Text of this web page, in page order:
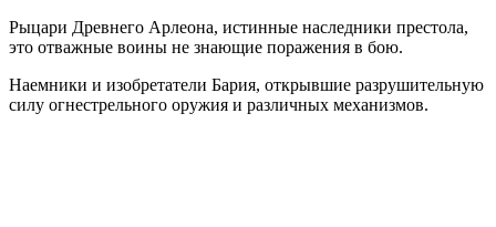
Рыцари Древнего Арлеона, истинные наследники престола,
это отважные воины не знающие поражения в бою.
Наемники и изобретатели Бария, открывшие разрушительную
силу огнестрельного оружия и различных механизмов.